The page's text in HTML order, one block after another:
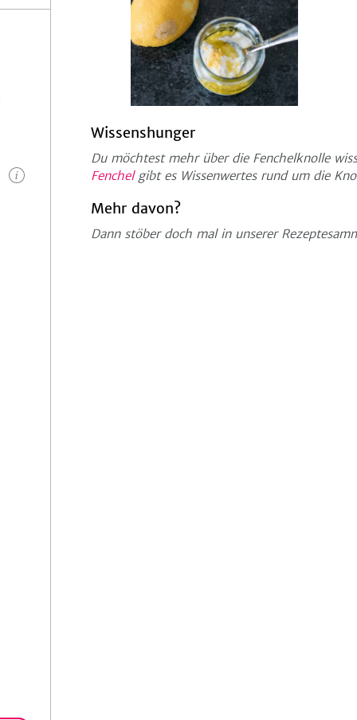
Wissenshunger
Du möchtest mehr über die Fenchelknolle
Fenchelgibt es Wissenwertes rund um die
Mehr davon?
Dann stöber doch mal in unserer